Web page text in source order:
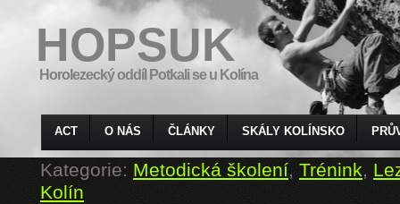
HOPSUK
Horolezecký oddíl Potkali se u Kolína
ACT O NÁS ČLÁNKY SKÁLY KOLÍNSKO
Kategorie:Metodická školení, Trénink,
Kolín